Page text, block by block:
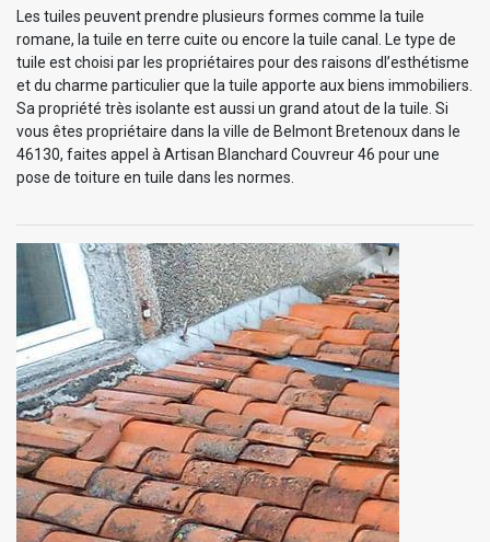
Les tuiles peuvent prendre plusieurs formes comme la tuile
romane, la tuile en terre cuite ou encore la tuile canal. Le type de
tuile est choisi par les propriétaires pour des raisons dl’esthétisme
et du charme particulier que la tuile apporte aux biens immobiliers.
Sa propriété très isolante est aussi un grand atout de la tuile. Si
vous êtes propriétaire dans la ville de Belmont Bretenoux dans le
46130, faites appel à Artisan Blanchard Couvreur 46 pour une
pose de toiture en tuile dans les normes.